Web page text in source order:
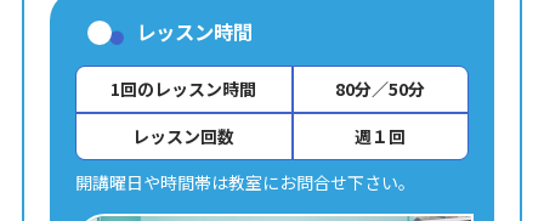
レッスン時間
1回のレッスン時間
80分／50分
レッスン回数
週１回
開講曜日や時間帯は教室にお問合せ下さい。